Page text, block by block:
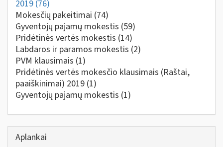
2019 (76)
Mokesčių pakeitimai (74)
Gyventojų pajamų mokestis (59)
Pridėtinės vertės mokestis (14)
Labdaros ir paramos mokestis (2)
PVM klausimais (1)
Pridėtinės vertės mokesčio klausimais (Raštai,
paaiškinimai) 2019 (1)
Gyventojų pajamų mokestis (1)
Aplankai